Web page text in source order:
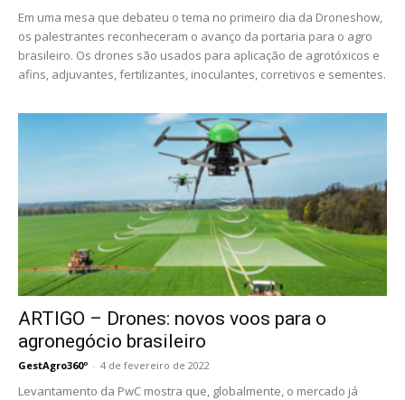
Em uma mesa que debateu o tema no primeiro dia da Droneshow,
os palestrantes reconheceram o avanço da portaria para o agro
brasileiro. Os drones são usados para aplicação de agrotóxicos e
afins, adjuvantes, fertilizantes, inoculantes, corretivos e sementes.
ARTIGO – Drones: novos voos para o
agronegócio brasileiro
GestAgro360º - 4 de fevereiro de 2022
Levantamento da PwC mostra que, globalmente, o mercado já